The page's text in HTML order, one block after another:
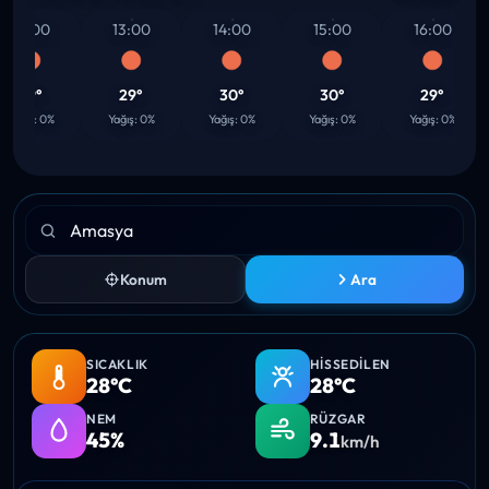
12:00
0%
13:00
29°
Yağış: 0%
14:00
30°
Yağış: 0%
15:00
30°
Yağış: 0%
16:00
29°
Yağış: 0%
Konum Ara
SICAKLIK
28°C
HISSEDILEN
28°C
NEM
45%
RÜZGAR
9.1km/h